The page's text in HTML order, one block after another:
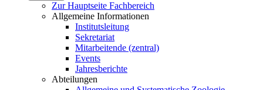
Zur Hauptseite Fachbereich
Allgemeine Informationen
Institutsleitung
Sekretariat
Mitarbeitende (zentral)
Events
Jahresberichte
Abteilungen